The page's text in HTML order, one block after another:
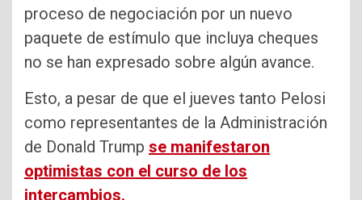
proceso de negociación por un nuevo
paquete de estímulo que incluya cheques
no se han expresado sobre algún avance.
Esto, a pesar de que el jueves tanto Pelosi
como representantes de la Administración
de Donald Trump se manifestaron
optimistas con el curso de los
intercambios.